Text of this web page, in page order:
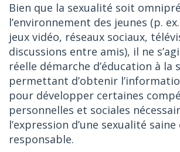
Bien que la sexualité soit
l’environnement des jeunes (p.
jeux vidéo, réseaux sociaux,
discussions entre amis), il ne
réelle démarche d’éducation à la
permettant d’obtenir
pour développer certaines
personnelles et sociales
l’expression d’une sexualité saine
responsable.